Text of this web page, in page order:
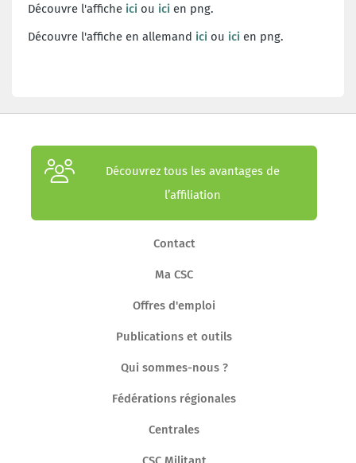
Découvre l'affiche ici ou ici en png.
Découvre l'affiche en allemand ici ou ici en png.
Découvrez tous les avantages de
l’affiliation
Contact
Ma CSC
Offres d'emploi
Publications et outils
Qui sommes-nous ?
Fédérations régionales
Centrales